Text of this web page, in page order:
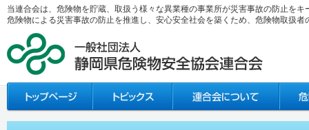
当連合会は、危険物を貯蔵、取扱う様々な異業種の事業所が災害事故の防止を
危険物による災害事故の防止を推進し、安心安全社会を築くため、危険物取扱